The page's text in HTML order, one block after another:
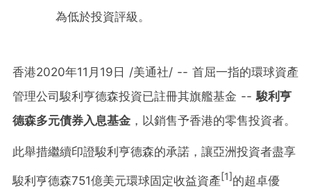
為低於投資評級。
香港2020年11月19日 /美通社/ -- 首屈一指的環球資產
管理公司駿利亨德森投資已註冊其旗艦基金 -- 駿利亨
德森多元債券入息基金 ，以銷售予香港的零售投資者。
此舉措繼續印證駿利亨德森的承諾，讓亞洲投資者盡享
駿利亨德森751億美元環球固定收益資產[1]的超卓優